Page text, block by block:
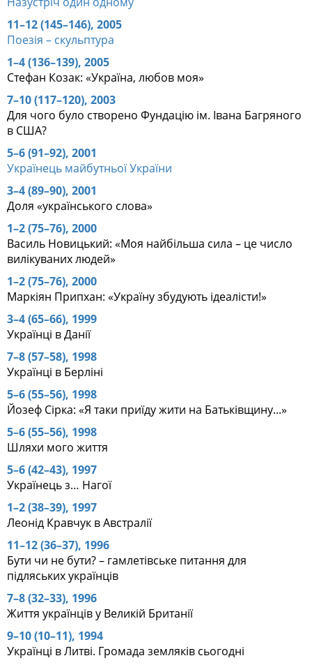
11–12 (145–146), 2005
Поезія – скульптура
1–4 (136–139), 2005
Стефан Козак: «Україна, любов моя»
7–10 (117–120), 2003
Для чого було створено Фундацію ім. Івана Багряного
в США?
5–6 (91–92), 2001
Українець майбутньої України
3–4 (89–90), 2001
Доля «українського слова»
1–2 (75–76), 2000
Василь Новицький: «Моя найбільша сила – це число
вилікуваних людей»
1–2 (75–76), 2000
Маркіян Припхан: «Україну збудують ідеалісти!»
3–4 (65–66), 1999
Українці в Данії
7–8 (57–58), 1998
Українці в Берліні
5–6 (55–56), 1998
Йозеф Сірка: «Я таки приїду жити на Батьківщину...»
5–6 (55–56), 1998
Шляхи мого життя
5–6 (42–43), 1997
Українець з… Нагої
1–2 (38–39), 1997
Леонід Кравчук в Австралії
11–12 (36–37), 1996
Бути чи не бути? – гамлетівське питання для
підляських українців
7–8 (32–33), 1996
Життя українців у Великій Британії
9–10 (10–11), 1994
Українці в Литві. Громада земляків сьогодні